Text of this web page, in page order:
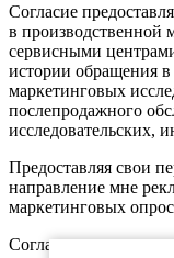
Согласие
в производственной
сервисными
истории обращения
маркетинговых
послепродажного
исследовательских,
Предоставляя свои
направление мне
маркетинговых
Согласие